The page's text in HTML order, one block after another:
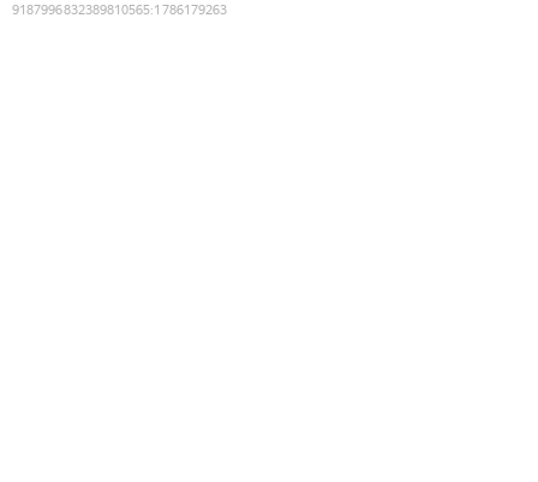
9187996832389810565:1786179263